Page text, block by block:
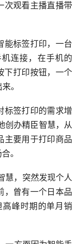
次观看主播直播带
能标签打印，一台
连接，在手机的
下打印按钮，一个
。
标签打印的需求增
创办精臣智慧，从
主要用于打印商品
。
慧，突然发现个人
，曾有一个日本品
峰时期的单月销